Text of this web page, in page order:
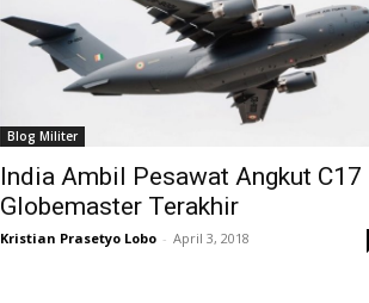
Blog Militer
India Ambil Pesawat Angkut C17
Globemaster Terakhir
Kristian Prasetyo Lobo - April 3, 2018